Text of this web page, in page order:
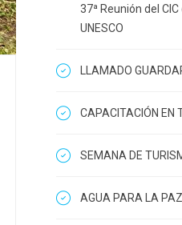
37ª Reunión del
UNESCO
LLAMADO
CAPACITACIÓN EN
SEMANA DE
AGUA PARA LA